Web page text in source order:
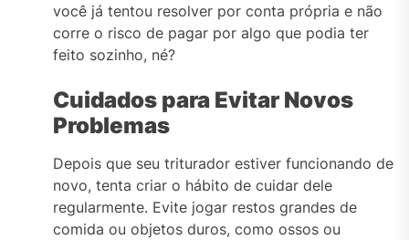
você já tentou resolver por conta própria e não
corre o risco de pagar por algo que podia ter
feito sozinho, né?
Cuidados para Evitar Novos
Problemas
Depois que seu triturador estiver funcionando de
novo, tenta criar o hábito de cuidar dele
regularmente. Evite jogar restos grandes de
comida ou objetos duros, como ossos ou